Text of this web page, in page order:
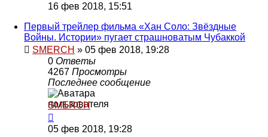
16 фев 2018, 15:51
Первый трейлер фильма «Хан Соло: Звёздные
Войны. Истории» пугает страшноватым Чубаккой
SMERCH » 05 фев 2018, 19:28
0 Ответы
4267 Просмотры
Последнее сообщение
SMERCH
05 фев 2018, 19:28